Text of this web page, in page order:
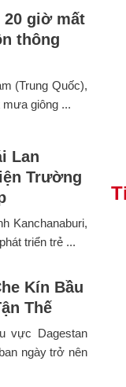
20 giờ mất
thông
(Trung Quốc),
giông ...
Lan
Trường
Kanchanaburi,
triển trẻ ...
Kín Bầu
Thế
vực Dagestan
ngày trở nên